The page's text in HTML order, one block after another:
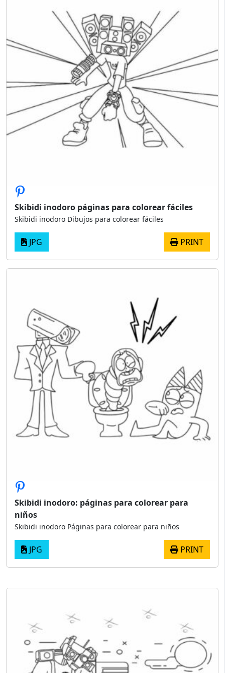
Skibidi inodoro páginas para colorear fáciles
Skibidi inodoro Dibujos para colorear fáciles
JPG PRINT
Skibidi inodoro: páginas para colorear para
niños
Skibidi inodoro Páginas para colorear para niños
JPG PRINT